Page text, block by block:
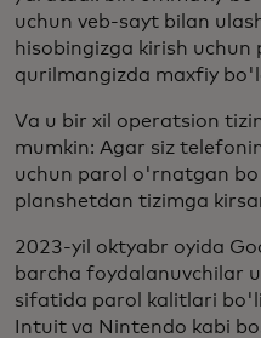
uchun veb-sayt bilan
hisobingizga kirish uchun
qurilmangizda maxfiy
Va u bir xil operatsion
mumkin: Agar siz
uchun parol o'rnatgan
planshetdan tizimga
2023-yil oktyabr oyida
barcha foydalanuvchilar
sifatida parol kalitlari
Intuit va Nintendo kabi